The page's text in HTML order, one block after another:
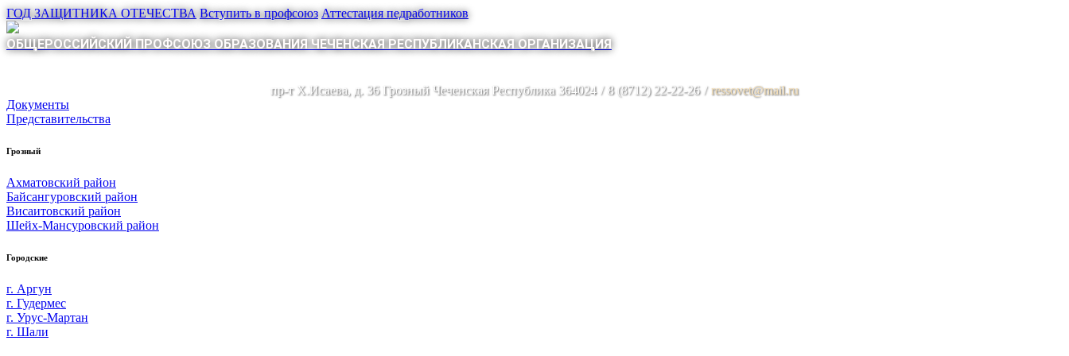
ГОД ЗАЩИТНИКА ОТЕЧЕСТВА Вступить в профсоюз Аттестация педработников
ОБЩЕРОССИЙСКИЙ ПРОФСОЮЗ ОБРАЗОВАНИЯ ЧЕЧЕНСКАЯ РЕСПУБЛИКАНСКАЯ ОРГАНИЗАЦИЯ
пр-т Х.Исаева, д. 36 Грозный Чеченская Республика 364024 / 8 (8712) 22-22-26 / ressovet@mail.ru
Документы
Представительства
Грозный
Ахматовский район
Байсангуровский район
Висаитовский район
Шейх-Мансуровский район
Городские
г. Аргун
г. Гудермес
г. Урус-Мартан
г. Шали